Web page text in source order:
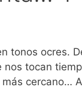
tonos ocres.
tocan
cercano…